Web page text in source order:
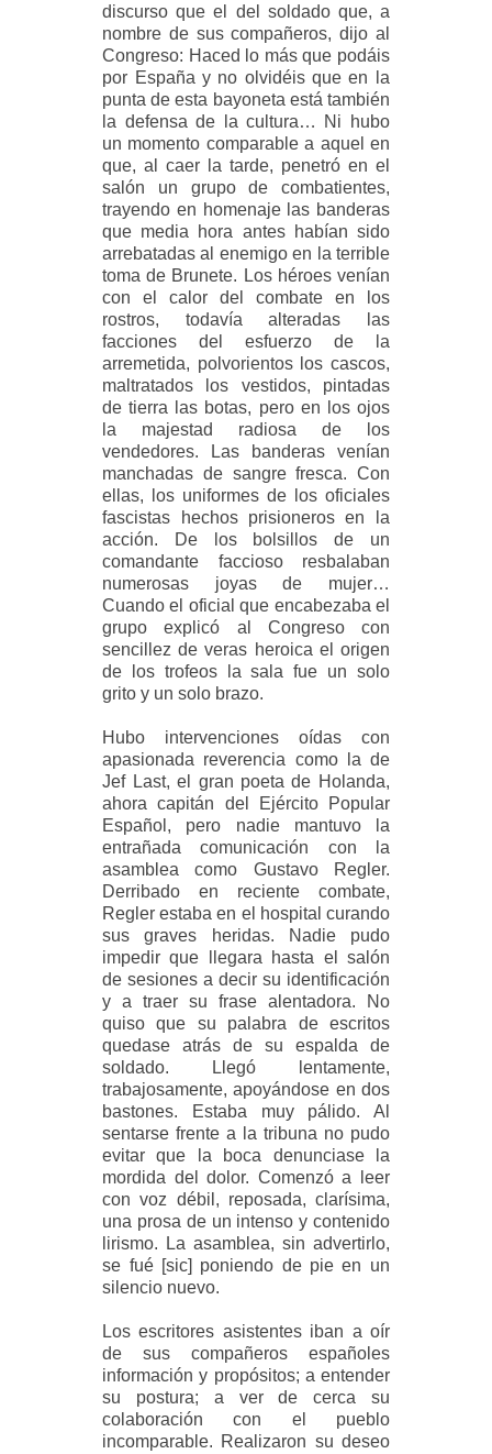
discurso que el del soldado que, a
nombre de sus compañeros, dijo al
Congreso: Haced lo más que podáis
por España y no olvidéis que en la
punta de esta bayoneta está también
la defensa de la cultura… Ni hubo
un momento comparable a aquel en
que, al caer la tarde, penetró en el
salón un grupo de combatientes,
trayendo en homenaje las banderas
que media hora antes habían sido
arrebatadas al enemigo en la terrible
toma de Brunete. Los héroes venían
con el calor del combate en los
rostros, todavía alteradas las
facciones del esfuerzo de la
arremetida, polvorientos los cascos,
maltratados los vestidos, pintadas
de tierra las botas, pero en los ojos
la majestad radiosa de los
vendedores. Las banderas venían
manchadas de sangre fresca. Con
ellas, los uniformes de los oficiales
fascistas hechos prisioneros en la
acción. De los bolsillos de un
comandante faccioso resbalaban
numerosas joyas de mujer…
Cuando el oficial que encabezaba el
grupo explicó al Congreso con
sencillez de veras heroica el origen
de los trofeos la sala fue un solo
grito y un solo brazo.
Hubo intervenciones oídas con
apasionada reverencia como la de
Jef Last, el gran poeta de Holanda,
ahora capitán del Ejército Popular
Español, pero nadie mantuvo la
entrañada comunicación con la
asamblea como Gustavo Regler.
Derribado en reciente combate,
Regler estaba en el hospital curando
sus graves heridas. Nadie pudo
impedir que llegara hasta el salón
de sesiones a decir su identificación
y a traer su frase alentadora. No
quiso que su palabra de escritos
quedase atrás de su espalda de
soldado. Llegó lentamente,
trabajosamente, apoyándose en dos
bastones. Estaba muy pálido. Al
sentarse frente a la tribuna no pudo
evitar que la boca denunciase la
mordida del dolor. Comenzó a leer
con voz débil, reposada, clarísima,
una prosa de un intenso y contenido
lirismo. La asamblea, sin advertirlo,
se fué [sic] poniendo de pie en un
silencio nuevo.
Los escritores asistentes iban a oír
de sus compañeros españoles
información y propósitos; a entender
su postura; a ver de cerca su
colaboración con el pueblo
incomparable. Realizaron su deseo